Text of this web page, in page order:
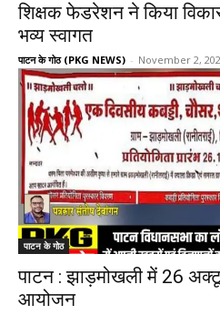
शिक्षक फेडरेशन ने किया
भव्य स्वागत
पाटन के गोठ (PKG NEWS) - November 2,
पाटन के गोठ
पाटन : झाड़मोखली में 26
आयोजन